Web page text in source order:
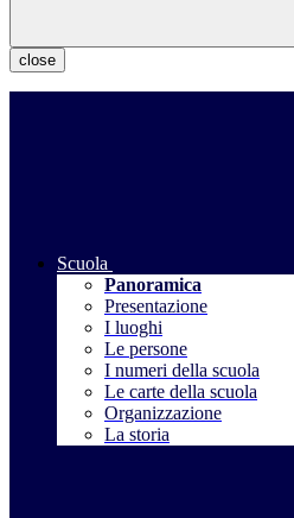
close
Scuola
Panoramica
Presentazione
I luoghi
Le persone
I numeri della scuola
Le carte della scuola
Organizzazione
La storia